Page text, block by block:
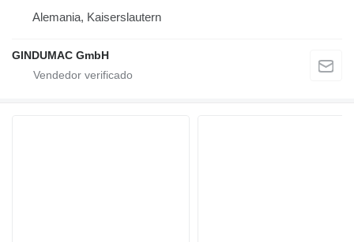
Alemania, Kaiserslautern
GINDUMAC GmbH